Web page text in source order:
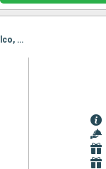
Itinerario : Fort Lauderdale, Aruba, Canal de Panama, Fuerte amador, Puntarenas, Puerto Chiapas, Huatulco, Puerto Vallarta, San Diego